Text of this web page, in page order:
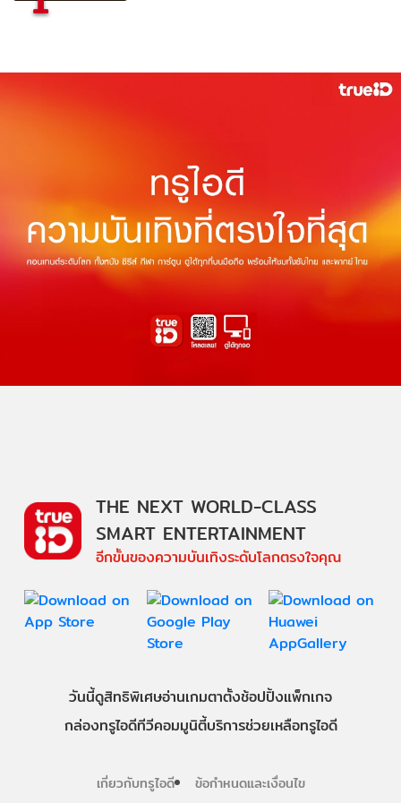
THE NEXT WORLD-CLASS
SMART ENTERTAINMENT
อีกขั้นของความบันเทิงระดับโลกตรงใจคุณ
วันนี้ดูสิทธิพิเศษอ่านเกมตาตั้งช้อปปิ้งแพ็กเกจ
กล่องทรูไอดีทีวีคอมมูนิตี้บริการช่วยเหลือทรูไอดี
เกี่ยวกับทรูไอดี
ข้อกำหนดและเงื่อนไข